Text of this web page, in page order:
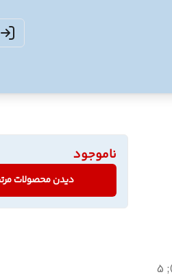
11.5 سانتی متر / 4.52 اینچ (L); 6.5 سانتی متر / 2.56 اینچ (W); 5
ناموجود
دیدن محصولات